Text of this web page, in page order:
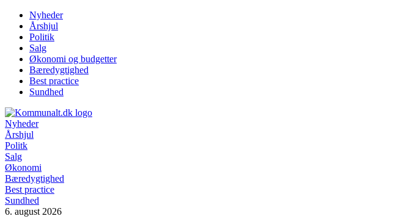
Videre
indhold
Nyheder
Årshjul
Politik
Salg
Økonomi og budgetter
Bæredygtighed
Best practice
Sundhed
Nyheder
Årshjul
Politk
Salg
Økonomi
Bæredygtighed
Best practice
Sundhed
6. august 2026